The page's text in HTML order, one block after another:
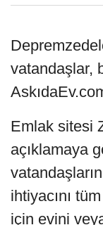
vatandaşlar,
Emlak sitesi
açıklamaya
ihtiyacını
için evini